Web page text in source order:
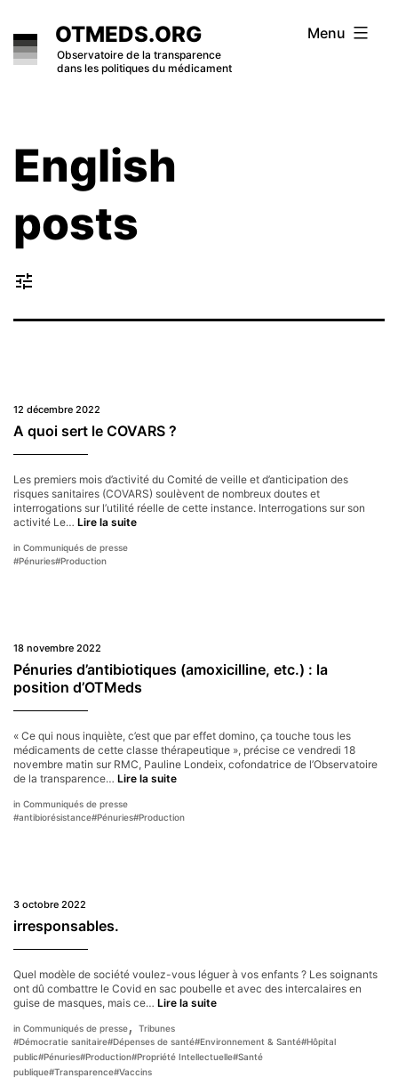
to
content
OTMEDS.ORG
Observatoire de la transparence
dans les politiques du médicament
Menu
English
posts
tune
12 décembre 2022
A quoi sert le COVARS ?
Les premiers mois d’activité du Comité de veille et d’anticipation des
risques sanitaires (COVARS) soulèvent de nombreux doutes et
interrogations sur l’utilité réelle de cette instance. Interrogations sur son
activité Le… Lire la suiteA
Communiqués de presse
#Pénuries#Production
18 novembre 2022
Pénuries d’antibiotiques (amoxicilline, etc.) : la
position d’OTMeds
« Ce qui nous inquiète, c’est que par effet domino, ça touche tous les
médicaments de cette classe thérapeutique », précise ce vendredi 18
novembre matin sur RMC, Pauline Londeix, cofondatrice de l’Observatoire
de la transparence… Lire la suitePénuries
etc.) :
Communiqués de presse
#antibiorésistance#Pénuries#Production
3 octobre 2022
irresponsables.
Quel modèle de société voulez-vous léguer à vos enfants ? Les soignants
ont dû combattre le Covid en sac poubelle et avec des intercalaires en
guise de masques, mais ce… Lire la suiteirresponsables.
Communiqués de presse,
Tribunes
#Démocratie sanitaire#Dépenses de santé#Environnement & Santé#Hôpital
public#Pénuries#Production#Propriété Intellectuelle#Santé
publique#Transparence#Vaccins